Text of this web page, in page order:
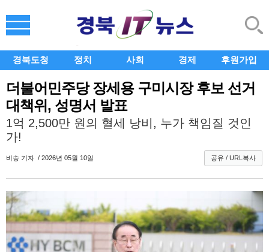
경북도청 정치 사회 경제 후원가입
더불어민주당 장세용 구미시장 후보 선거
대책위, 성명서 발표
1억 2,500만 원의 혈세 낭비, 누가 책임질 것인
가!
비송 기자 / 2026년 05월 10일 공유 / URL복사